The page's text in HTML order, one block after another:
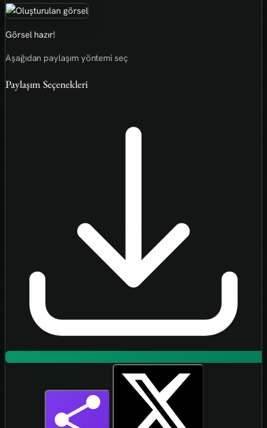
Görsel hazır!
Aşağıdan paylaşım yöntemi seç
Paylaşım Seçenekleri